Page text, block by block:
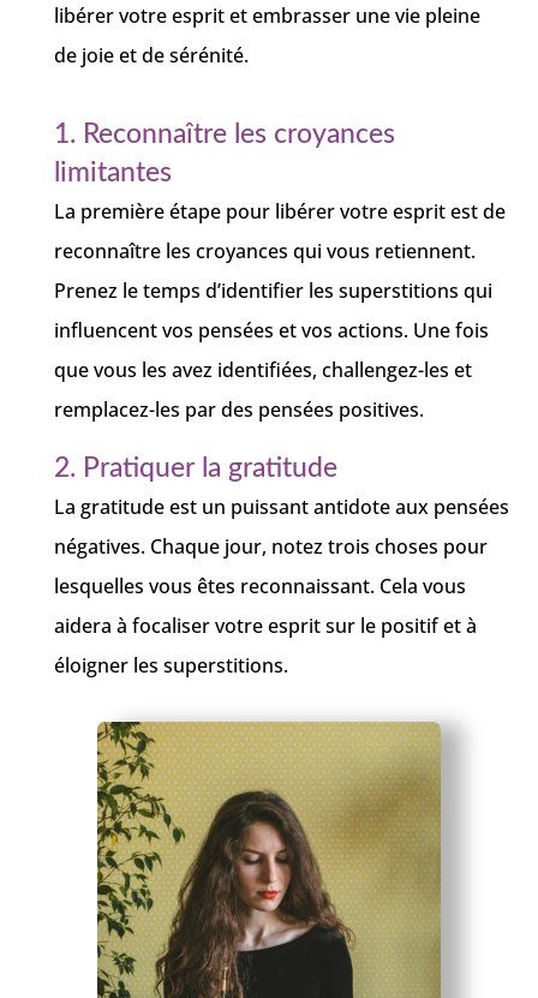
libérer votre esprit et embrasser une vie pleine
de joie et de sérénité.
1. Reconnaître les croyances
limitantes
La première étape pour libérer votre esprit est de
reconnaître les croyances qui vous retiennent.
Prenez le temps d’identifier les superstitions qui
influencent vos pensées et vos actions. Une fois
que vous les avez identifiées, challengez-les et
remplacez-les par des pensées positives.
2. Pratiquer la gratitude
La gratitude est un puissant antidote aux pensées
négatives. Chaque jour, notez trois choses pour
lesquelles vous êtes reconnaissant. Cela vous
aidera à focaliser votre esprit sur le positif et à
éloigner les superstitions.